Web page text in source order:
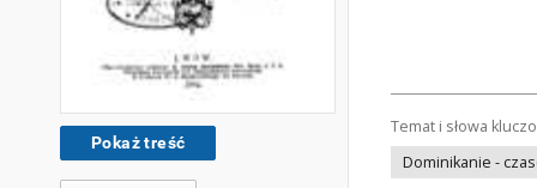
Pokaż treść
Temat i słowa
Dominikanie -